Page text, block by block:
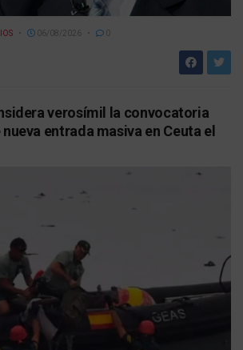
06/08/2026 0
verosímil la convocatoria
entrada masiva en Ceuta el